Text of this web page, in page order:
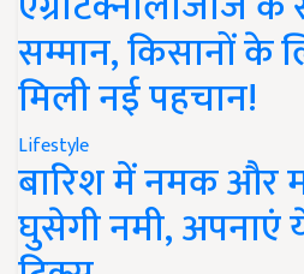
सम्मान, किसानों के
मिली नई पहचान!
Lifestyle
बारिश में नमक और
घुसेगी नमी,